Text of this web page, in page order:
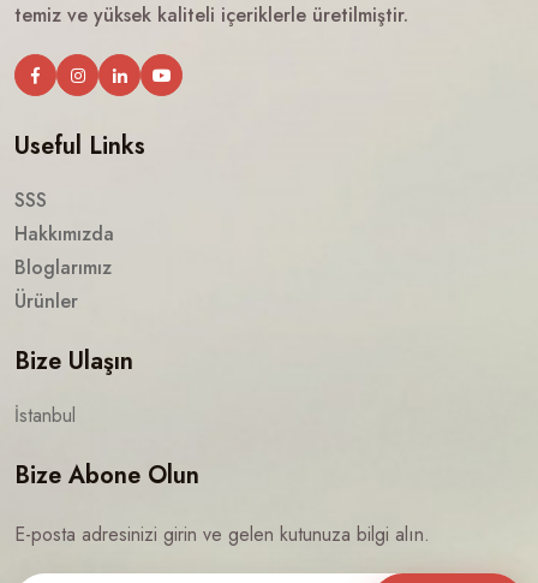
temiz ve yüksek kaliteli içeriklerle üretilmiştir.
Useful Links
SSS
Hakkımızda
Bloglarımız
Ürünler
Bize Ulaşın
İstanbul
Bize Abone Olun
E-posta adresinizi girin ve gelen kutunuza bilgi alın.